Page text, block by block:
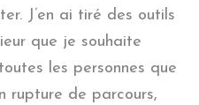
J’en ai tiré des outils
que je souhaite
les personnes que
rupture de parcours,